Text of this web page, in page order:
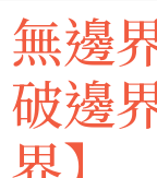
無邊
破邊